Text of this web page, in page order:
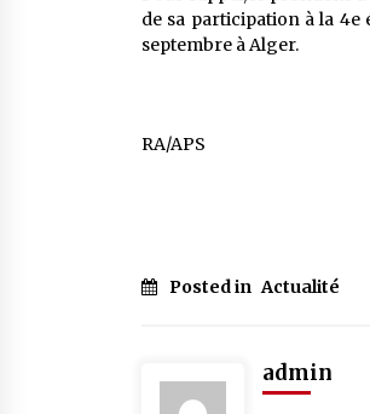
de sa participation à la
septembre à Alger.
RA/APS
Posted in Actualité
admin